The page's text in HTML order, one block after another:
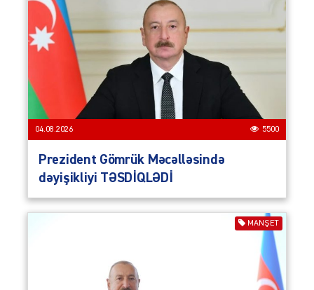
04.08.2026 5500
Prezident Gömrük Məcəlləsində
dəyişikliyi TƏSDİQLƏDİ
MANŞET